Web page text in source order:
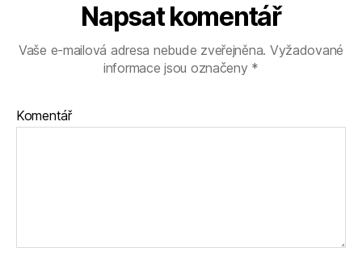
Napsat komentář
Vaše e-mailová adresa nebude zveřejněna. Vyžadované
informace jsou označeny *
Komentář